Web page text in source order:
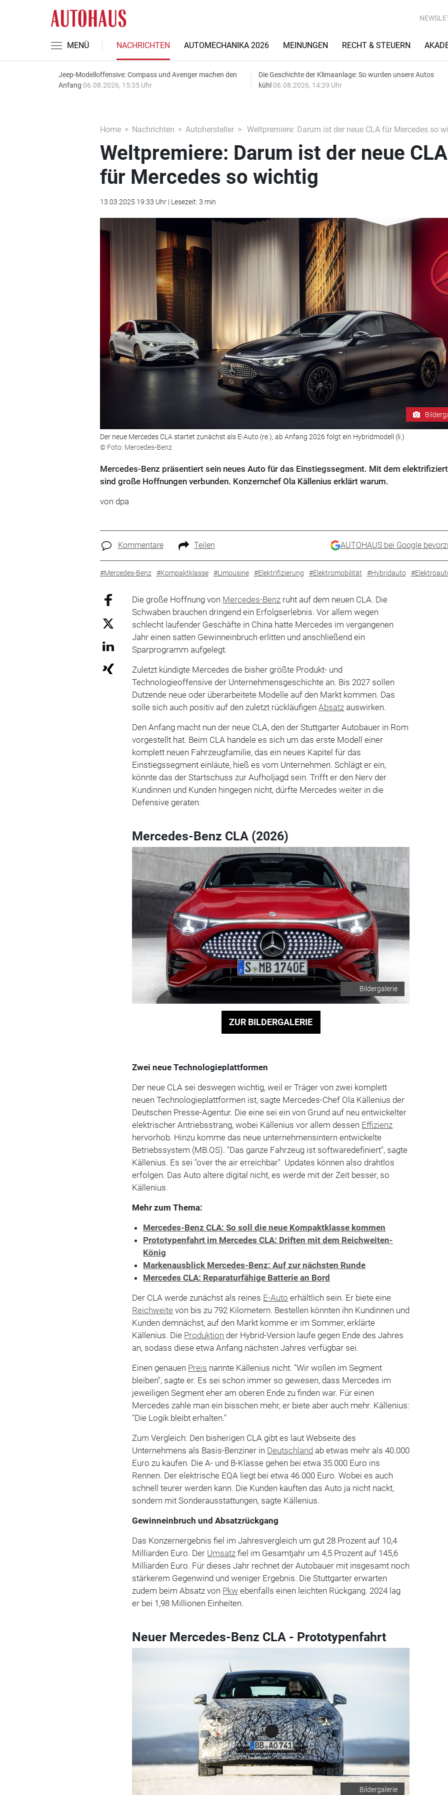
MENÜ NACHRICHTEN AUTOMECHANIKA 2026 MEINUNGEN RECHT & STEUERN
Jeep-Modelloffensive: Compass und Avenger machen den
Anfang 06.08.2026, 15:35 Uhr
Die Geschichte der Klimaanlage: So wurden unsere Autos
kühl 06.08.2026, 14:29 Uhr
Home Nachrichten Autohersteller Weltpremiere: Darum ist der neue CLA für Mercedes so
Weltpremiere: Darum ist der neue CLA
für Mercedes so wichtig
13.03.2025 19:33 Uhr | Lesezeit: 3 min
Der neue Mercedes CLA startet zunächst als E-Auto (re.), ab Anfang 2026 folgt ein Hybridmodell (li.)
© Foto: Mercedes-Benz
Mercedes-Benz präsentiert sein neues Auto für das Einstiegssegment. Mit dem
sind große Hoffnungen verbunden. Konzernchef Ola Källenius erklärt warum.
von dpa
Kommentare Teilen AUTOHAUS bei Google
#Mercedes-Benz #Kompaktklasse #Limousine #Elektrifizierung #Elektromobilität #Hybridauto
Die große Hoffnung von Mercedes-Benz ruht auf dem neuen CLA. Die
Schwaben brauchen dringend ein Erfolgserlebnis. Vor allem wegen
schlecht laufender Geschäfte in China hatte Mercedes im vergangenen
Jahr einen satten Gewinneinbruch erlitten und anschließend ein
Sparprogramm aufgelegt.
Zuletzt kündigte Mercedes die bisher größte Produkt- und
Technologieoffensive der Unternehmensgeschichte an. Bis 2027 sollen
Dutzende neue oder überarbeitete Modelle auf den Markt kommen. Das
solle sich auch positiv auf den zuletzt rückläufigenAbsatz auswirken.
Den Anfang macht nun der neue CLA, den der Stuttgarter Autobauer in Rom
vorgestellt hat. Beim CLA handele es sich um das erste Modell einer
komplett neuen Fahrzeugfamilie, das ein neues Kapitel für das
Einstiegssegment einläute, hieß es vom Unternehmen. Schlägt er ein,
könnte das der Startschuss zur Aufholjagd sein. Trifft er den Nerv der
Kundinnen und Kunden hingegen nicht, dürfte Mercedes weiter in die
Defensive geraten.
Mercedes-Benz CLA (2026)
Bildergalerie
ZUR BILDERGALERIE
Zwei neue Technologieplattformen
Der neue CLA sei deswegen wichtig, weil er Träger von zwei komplett
neuen Technologieplattformen ist, sagte Mercedes-Chef Ola Källenius der
Deutschen Presse-Agentur. Die eine sei ein von Grund auf neu entwickelter
elektrischer Antriebsstrang, wobei Källenius vor allem dessen Effizienz
hervorhob. Hinzu komme das neue unternehmensintern entwickelte
Betriebssystem (MB.OS). "Das ganze Fahrzeug ist softwaredefiniert", sagte
Källenius. Es sei "over the air erreichbar". Updates können also drahtlos
erfolgen. Das Auto altere digital nicht, es werde mit der Zeit besser, so
Källenius.
Mehr zum Thema:
Mercedes-Benz CLA: So soll die neue Kompaktklasse kommen
Prototypenfahrt im Mercedes CLA: Driften mit dem Reichweiten-
König
Markenausblick Mercedes-Benz: Auf zur nächsten Runde
Mercedes CLA: Reparaturfähige Batterie an Bord
Der CLA werde zunächst als reines E-Auto erhältlich sein. Er biete eine
Reichweite von bis zu 792 Kilometern. Bestellen könnten ihn Kundinnen und
Kunden demnächst, auf den Markt komme er im Sommer, erklärte
Källenius. Die Produktion der Hybrid-Version laufe gegen Ende des Jahres
an, sodass diese etwa Anfang nächsten Jahres verfügbar sei.
Einen genauen Preis nannte Källenius nicht. "Wir wollen im Segment
bleiben", sagte er. Es sei schon immer so gewesen, dass Mercedes im
jeweiligen Segment eher am oberen Ende zu finden war. Für einen
Mercedes zahle man ein bisschen mehr, er biete aber auch mehr. Källenius:
"Die Logik bleibt erhalten."
Zum Vergleich: Den bisherigen CLA gibt es laut Webseite des
Unternehmens als Basis-Benziner in Deutschland ab etwas mehr als 40.000
Euro zu kaufen. Die A- und B-Klasse gehen bei etwa 35.000 Euro ins
Rennen. Der elektrische EQA liegt bei etwa 46.000 Euro. Wobei es auch
schnell teurer werden kann. Die Kunden kauften das Auto ja nicht nackt,
sondern mit Sonderausstattungen, sagte Källenius.
Gewinneinbruch und Absatzrückgang
Das Konzernergebnis fiel im Jahresvergleich um gut 28 Prozent auf 10,4
Milliarden Euro. Der Umsatz fiel im Gesamtjahr um 4,5 Prozent auf 145,6
Milliarden Euro. Für dieses Jahr rechnet der Autobauer mit insgesamt noch
stärkerem Gegenwind und weniger Ergebnis. Die Stuttgarter erwarten
zudem beim Absatz von Pkw ebenfalls einen leichten Rückgang. 2024 lag
er bei 1,98 Millionen Einheiten.
Neuer Mercedes-Benz CLA - Prototypenfahrt
Bildergalerie